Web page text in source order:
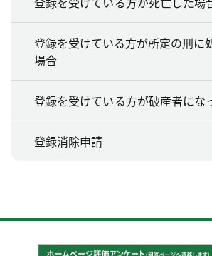
登録を受けている方が所定の刑に
場合
登録を受けている方が破産者にな
登録消除申請